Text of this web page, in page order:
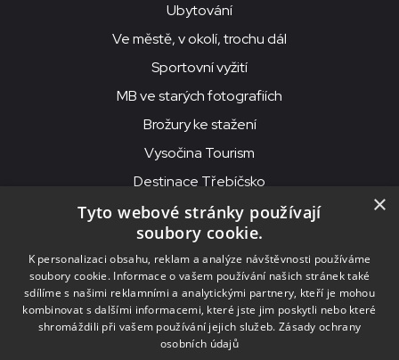
Ubytování
Ve městě, v okolí, trochu dál
Sportovní vyžití
MB ve starých fotografiích
Brožury ke stažení
Vysočina Tourism
Destinace Třebíčsko
© 2026MKS Beseda Mor. Budějovice
MKS Beseda, příspěvková organizace, Purcnerova 62, 676 02
Moravské Budějovice
IČO: 00091758, DIČ: CZ00091758, ID datové schránky: chjn2kd
×
Tyto webové stránky používají
soubory cookie.
K personalizaci obsahu, reklam a analýze návštěvnosti používáme
soubory cookie. Informace o vašem používání našich stránek také
sdílíme s našimi reklamními a analytickými partnery, kteří je mohou
kombinovat s dalšími informacemi, které jste jim poskytli nebo které
shromáždili při vašem používání jejich služeb. Zásady ochrany
osobních údajů